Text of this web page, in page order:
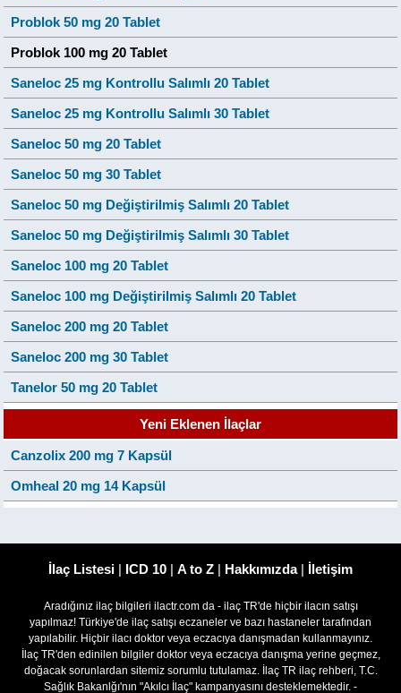
Problok 50 mg 20 Tablet
Problok 100 mg 20 Tablet
Saneloc 25 mg Kontrollu Salımlı 20 Tablet
Saneloc 25 mg Kontrollu Salımlı 30 Tablet
Saneloc 50 mg 20 Tablet
Saneloc 50 mg 30 Tablet
Saneloc 50 mg Değiştirilmiş Salımlı 20 Tablet
Saneloc 50 mg Değiştirilmiş Salımlı 30 Tablet
Saneloc 100 mg 20 Tablet
Saneloc 100 mg Değiştirilmiş Salımlı 20 Tablet
Saneloc 200 mg 20 Tablet
Saneloc 200 mg 30 Tablet
Tanelor 50 mg 20 Tablet
Yeni Eklenen İlaçlar
Canzolix 200 mg 7 Kapsül
Omheal 20 mg 14 Kapsül
İlaç Listesi | ICD 10 | A to Z | Hakkımızda| İletişim
Aradığınız ilaç bilgileri ilactr.com da - ilaç TR'de hiçbir ilacın satışı
yapılmaz! Türkiye'de ilaç satışı eczaneler ve bazı hastaneler tarafından
yapılabilir. Hiçbir ilacı doktor veya eczacıya danışmadan kullanmayınız.
İlaç TR'den edinilen bilgiler doktor veya eczacıya danışma yerine geçmez,
doğacak sorunlardan sitemiz sorumlu tutulamaz. İlaç TR ilaç rehberi, T.C.
Sağlık Bakanlğı'nın "Akılcı İlaç" kampanyasını desteklemektedir. -